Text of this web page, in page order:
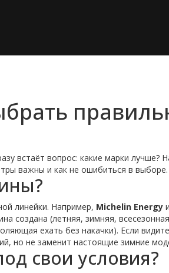
встаёт вопрос: какие марки лучше?
важны и как не ошибиться в выборе.
линейки. Например, Michelin Energy
создана (летняя, зимняя,
ехать без накачки). Если
но не заменит настоящие зимние
свои условия?